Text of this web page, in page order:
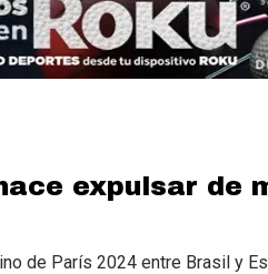
expulsar de
de París 2024 entre Brasil y